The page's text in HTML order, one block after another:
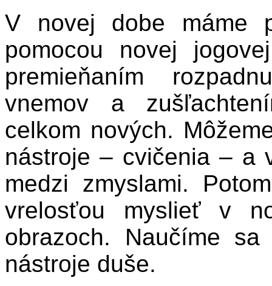
V novej dobe máme
pomocou novej
premieňaním
vnemov a
celkom nových.
nástroje – cvičenia – a
medzi zmyslami.
vrelosťou myslieť v
obrazoch. Naučíme
nástroje duše.